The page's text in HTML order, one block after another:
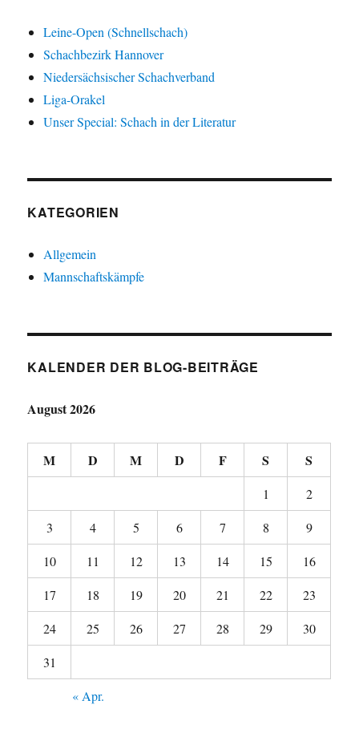
Leine-Open (Schnellschach)
Schachbezirk Hannover
Niedersächsischer Schachverband
Liga-Orakel
Unser Special: Schach in der Literatur
KATEGORIEN
Allgemein
Mannschaftskämpfe
KALENDER DER BLOG-BEITRÄGE
August 2026
M D M D F S S
1
2
3
4 5 6 7 8
9
10
11 12 13 14 15
16
17
18 19 20 21 22
23
24
25 26 27 28 29
30
31
« Apr.